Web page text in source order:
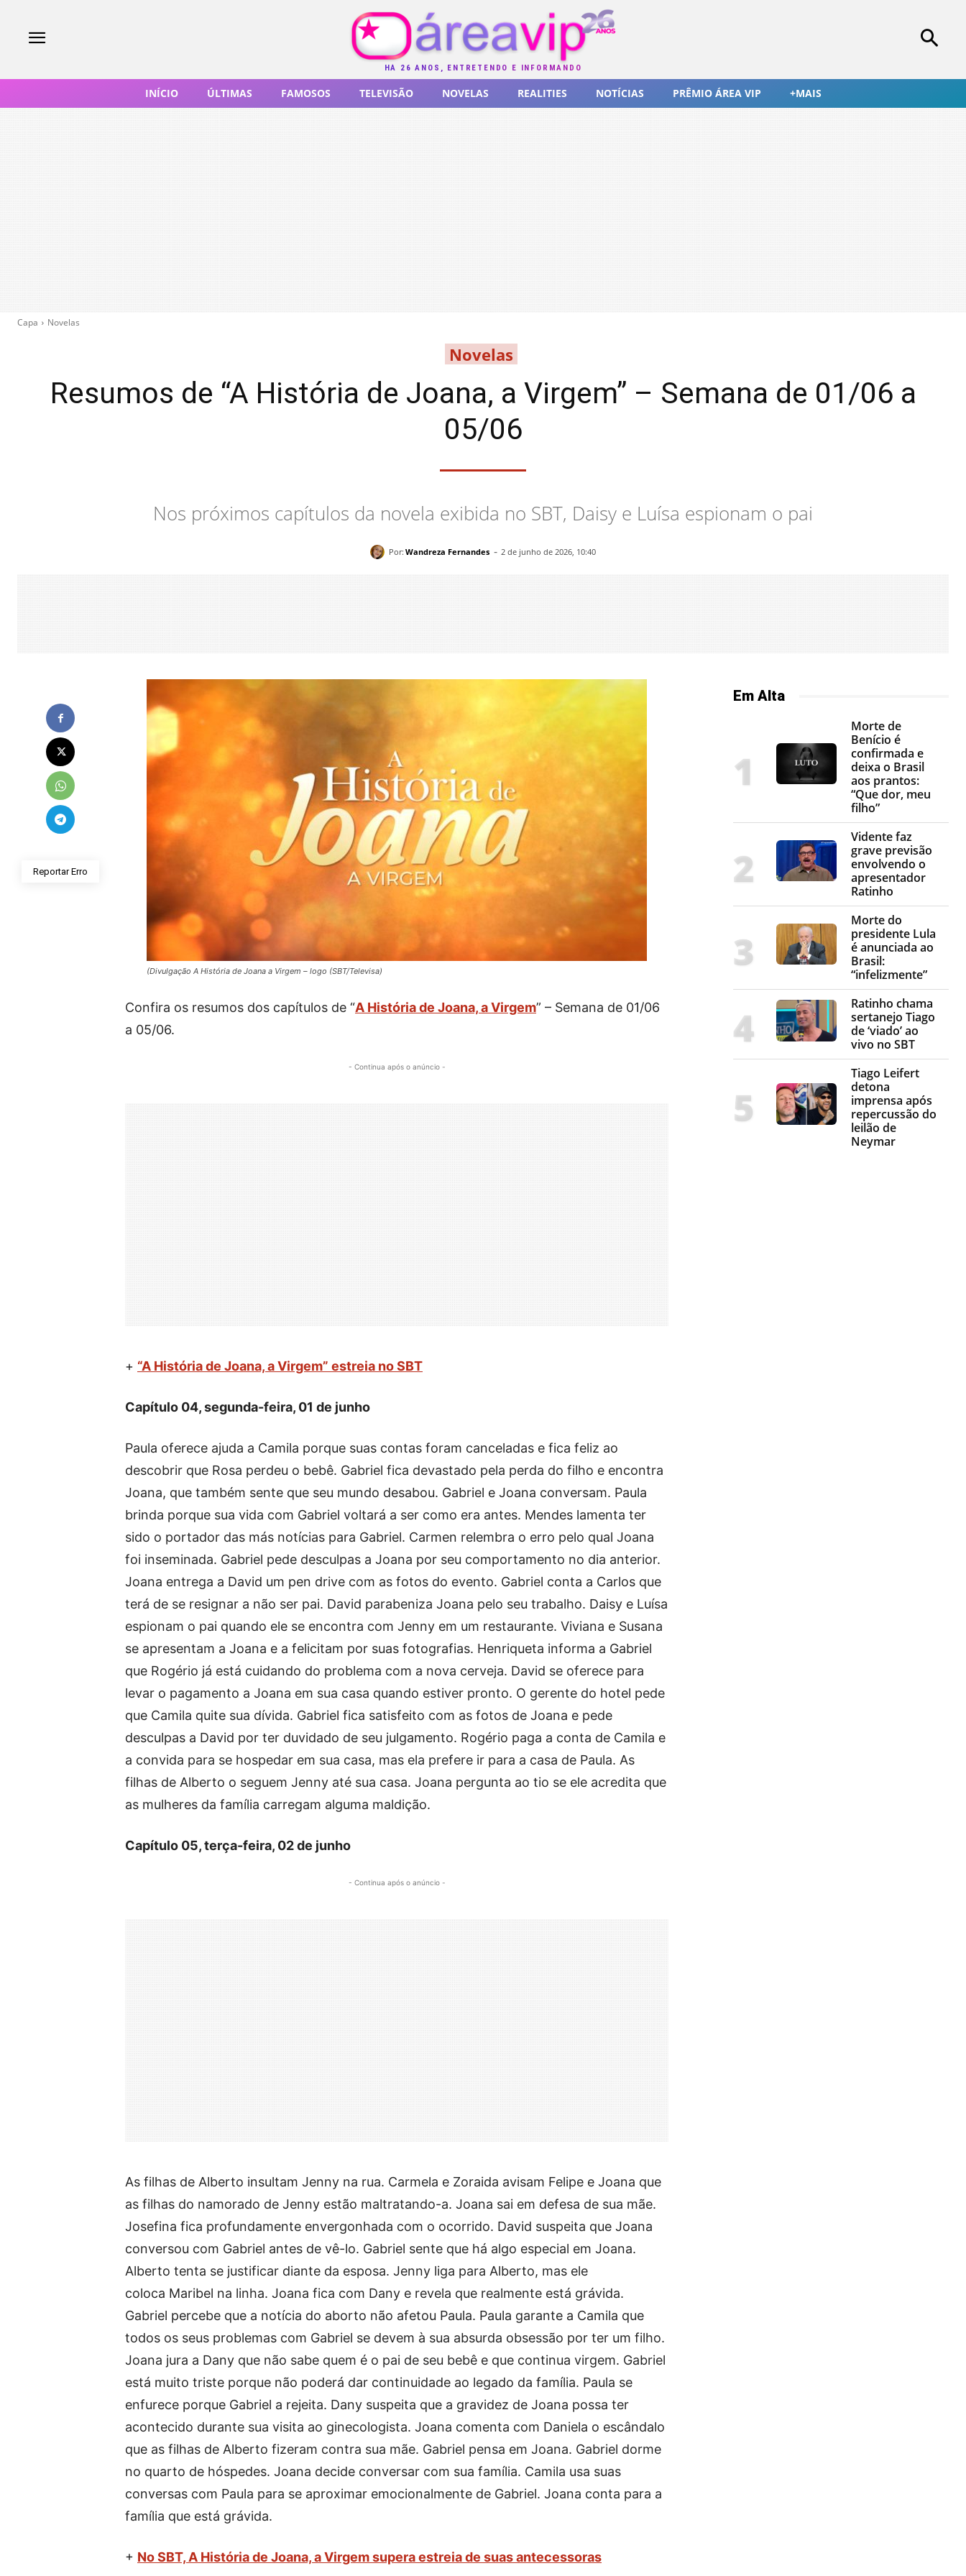
HÁ 26 ANOS, ENTRETENDO E INFORMANDO
INÍCIO ÚLTIMAS FAMOSOS TELEVISÃO NOVELAS REALITIES NOTÍCIAS PRÊMIO ÁREA VIP +MAIS
Capa Novelas
Novelas
Resumos de “A História de Joana, a Virgem” – Semana de 01/06 a
05/06
Nos próximos capítulos da novela exibida no SBT, Daisy e Luísa espionam o pai
Por: Wandreza Fernandes - 2 de junho de 2026, 10:40
Reportar Erro
(Divulgação A História de Joana a Virgem – logo (SBT/Televisa)
Confira os resumos dos capítulos de “A História de Joana, a Virgem” – Semana de 01/06
a 05/06.
- Continua após o anúncio -
+ “A História de Joana, a Virgem” estreia no SBT
Capítulo 04, segunda-feira, 01 de junho
Paula oferece ajuda a Camila porque suas contas foram canceladas e fica feliz ao
descobrir que Rosa perdeu o bebê. Gabriel fica devastado pela perda do filho e encontra
Joana, que também sente que seu mundo desabou. Gabriel e Joana conversam. Paula
brinda porque sua vida com Gabriel voltará a ser como era antes. Mendes lamenta ter
sido o portador das más notícias para Gabriel. Carmen relembra o erro pelo qual Joana
foi inseminada. Gabriel pede desculpas a Joana por seu comportamento no dia anterior.
Joana entrega a David um pen drive com as fotos do evento. Gabriel conta a Carlos que
terá de se resignar a não ser pai. David parabeniza Joana pelo seu trabalho. Daisy e Luísa
espionam o pai quando ele se encontra com Jenny em um restaurante. Viviana e Susana
se apresentam a Joana e a felicitam por suas fotografias. Henriqueta informa a Gabriel
que Rogério já está cuidando do problema com a nova cerveja. David se oferece para
levar o pagamento a Joana em sua casa quando estiver pronto. O gerente do hotel pede
que Camila quite sua dívida. Gabriel fica satisfeito com as fotos de Joana e pede
desculpas a David por ter duvidado de seu julgamento. Rogério paga a conta de Camila e
a convida para se hospedar em sua casa, mas ela prefere ir para a casa de Paula. As
filhas de Alberto o seguem Jenny até sua casa. Joana pergunta ao tio se ele acredita que
as mulheres da família carregam alguma maldição.
Capítulo 05, terça-feira, 02 de junho
- Continua após o anúncio -
As filhas de Alberto insultam Jenny na rua. Carmela e Zoraida avisam Felipe e Joana que
as filhas do namorado de Jenny estão maltratando-a. Joana sai em defesa de sua mãe.
Josefina fica profundamente envergonhada com o ocorrido. David suspeita que Joana
conversou com Gabriel antes de vê-lo. Gabriel sente que há algo especial em Joana.
Alberto tenta se justificar diante da esposa. Jenny liga para Alberto, mas ele
coloca Maribel na linha. Joana fica com Dany e revela que realmente está grávida.
Gabriel percebe que a notícia do aborto não afetou Paula. Paula garante a Camila que
todos os seus problemas com Gabriel se devem à sua absurda obsessão por ter um filho.
Joana jura a Dany que não sabe quem é o pai de seu bebê e que continua virgem. Gabriel
está muito triste porque não poderá dar continuidade ao legado da família. Paula se
enfurece porque Gabriel a rejeita. Dany suspeita que a gravidez de Joana possa ter
acontecido durante sua visita ao ginecologista. Joana comenta com Daniela o escândalo
que as filhas de Alberto fizeram contra sua mãe. Gabriel pensa em Joana. Gabriel dorme
no quarto de hóspedes. Joana decide conversar com sua família. Camila usa suas
conversas com Paula para se aproximar emocionalmente de Gabriel. Joana conta para a
família que está grávida.
+ No SBT, A História de Joana, a Virgem supera estreia de suas antecessoras
Em Alta
Morte de
Benício é
confirmada e
deixa o Brasil
aos prantos:
“Que dor, meu
filho”
Vidente faz
grave previsão
envolvendo o
apresentador
Ratinho
Morte do
presidente Lula
é anunciada ao
Brasil:
“infelizmente”
Ratinho chama
sertanejo Tiago
de ‘viado’ ao
vivo no SBT
Tiago Leifert
detona
imprensa após
repercussão do
leilão de
Neymar